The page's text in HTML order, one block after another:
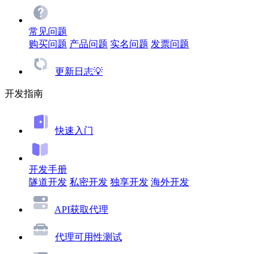
常见问题
购买问题 产品问题 实名问题 发票问题
更新日志💡
开发指南
快速入门
开发手册
隧道开发 私密开发 独享开发 海外开发
API获取代理
代理可用性测试